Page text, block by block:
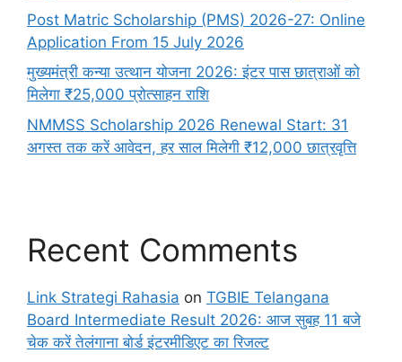
Post Matric Scholarship (PMS) 2026-27: Online
Application From 15 July 2026
मुख्यमंत्री कन्या उत्थान योजना 2026: इंटर पास छात्राओं को
मिलेगा ₹25,000 प्रोत्साहन राशि
NMMSS Scholarship 2026 Renewal Start: 31
अगस्त तक करें आवेदन, हर साल मिलेगी ₹12,000 छात्रवृत्ति
Recent Comments
Link Strategi Rahasia on TGBIE Telangana
Board Intermediate Result 2026: आज सुबह 11 बजे
चेक करें तेलंगाना बोर्ड इंटरमीडिएट का रिजल्ट